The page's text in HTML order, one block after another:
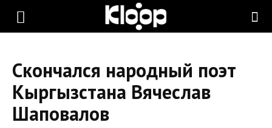
KLOOP.KG
Новости
Скончался народный поэт
Кыргызстана Вячеслав
Шаповалов